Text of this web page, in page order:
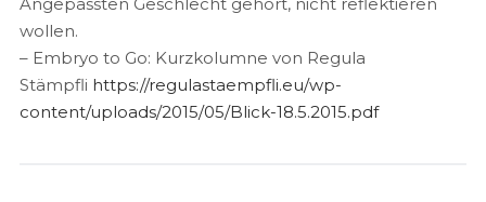
wollen.
– Embryo to Go: Kurzkolumne von Regula
Stämpfli https://regulastaempfli.eu/wp-
content/uploads/2015/05/Blick-18.5.2015.pdf